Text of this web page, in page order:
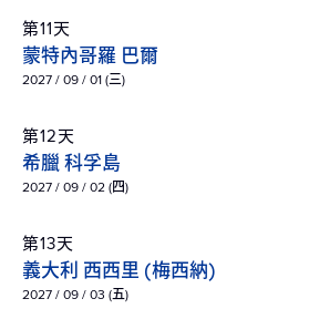
第11天
蒙特內哥羅 巴爾
2027 / 09 / 01 (三)
第12天
希臘 科孚島
2027 / 09 / 02 (四)
第13天
義大利 西西里 (梅西納)
2027 / 09 / 03 (五)